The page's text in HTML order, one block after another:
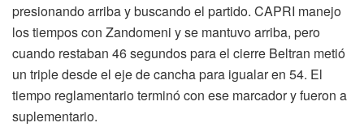
presionando arriba y buscando el partido. CAPRI manejo
los tiempos con Zandomeni y se mantuvo arriba, pero
cuando restaban 46 segundos para el cierre Beltran metió
un triple desde el eje de cancha para igualar en 54. El
tiempo reglamentario terminó con ese marcador y fueron a
suplementario.